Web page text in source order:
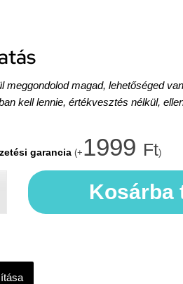
meggondolod magad, lehetőséged
kell lennie, értékvesztés nélkül,
garancia (+ 1999 Ft)
Kosárba